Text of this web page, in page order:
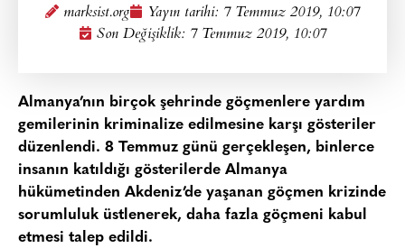
marksist.org Yayın tarihi: 7 Temmuz 2019, 10:07
Son Değişiklik: 7 Temmuz 2019, 10:07
Almanya’nın birçok şehrinde göçmenlere yardım
gemilerinin kriminalize edilmesine karşı gösteriler
düzenlendi. 8 Temmuz günü gerçekleşen, binlerce
insanın katıldığı gösterilerde Almanya
hükümetinden Akdeniz’de yaşanan göçmen krizinde
sorumluluk üstlenerek, daha fazla göçmeni kabul
etmesi talep edildi.